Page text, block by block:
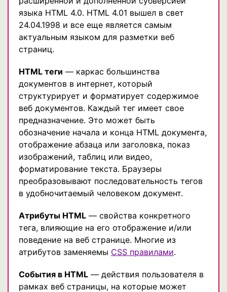
языка HTML 4.0. HTML 4.01 вышел в свет
24.04.1998 и все еще является самым
актуальным языком для разметки веб
страниц.
HTML теги — каркас большинства
документов в интернет, который
структурирует и форматирует содержимое
веб документов. Каждый тег имеет свое
предназначение. Это может быть
обозначение начала и конца HTML документа,
отображение абзаца или заголовка, показ
изображений, таблиц или видео,
форматирование текста. Браузеры
преобразовывают последовательность тегов
в удобночитаемый человеком документ.
Атрибуты HTML — свойства конкретного
тега, влияющие на его отображение и/или
поведение на веб странице. Многие из
атрибутов заменяемы CSS правилами.
События в HTML — действия пользователя в
рамках веб страницы, на которые может